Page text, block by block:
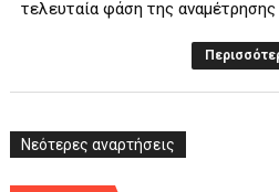
τελευταία φάση της αναμέτρησης
Νεότερες αναρτήσεις